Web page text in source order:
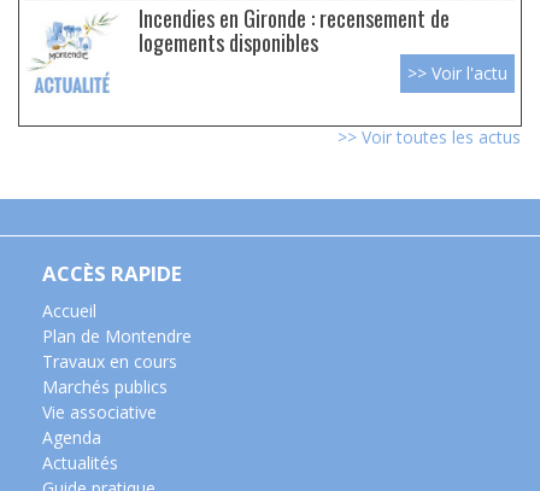
Incendies en Gironde : recensement de
logements disponibles
>> Voir l'actu
>> Voir toutes les actus
ACCÈS RAPIDE
Accueil
Plan de Montendre
Travaux en cours
Marchés publics
Vie associative
Agenda
Actualités